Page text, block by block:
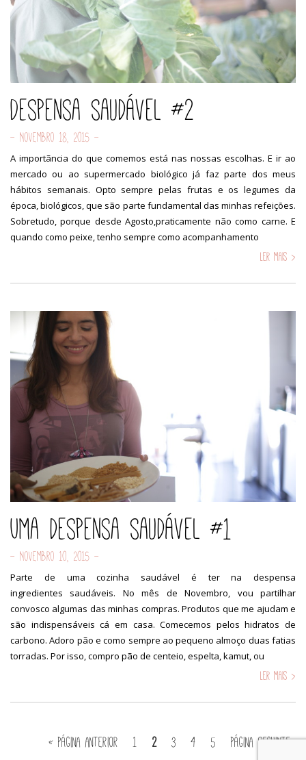
Despensa saudável #2
- Novembro 18, 2015 -
A importãncia do que comemos está nas nossas escolhas. E ir ao
mercado ou ao supermercado biológico já faz parte dos meus
hábitos semanais. Opto sempre pelas frutas e os legumes da
época, biológicos, que são parte fundamental das minhas refeições.
Sobretudo, porque desde Agosto,praticamente não como carne. E
quando como peixe, tenho sempre como acompanhamento
Ler mais >
Uma despensa saudável #1
- Novembro 10, 2015 -
Parte de uma cozinha saudável é ter na despensa
ingredientes saudáveis. No mês de Novembro, vou partilhar
convosco algumas das minhas compras. Produtos que me ajudam e
são indispensáveis cá em casa. Comecemos pelos hidratos de
carbono. Adoro pão e como sempre ao pequeno almoço duas fatias
torradas. Por isso, compro pão de centeio, espelta, kamut, ou
Ler mais >
« Página anterior 1 2 3 4 5
Página seguinte